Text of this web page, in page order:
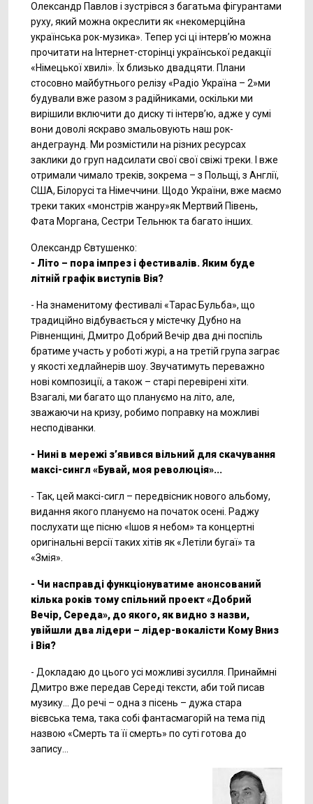
Олександр Павлов і зустрівся з багатьма фігурантами
руху, який можна окреслити як «некомерційна
українська рок-музика». Тепер усі ці інтерв’ю можна
прочитати на Інтернет-сторінці української редакції
«Німецької хвилі». Їх близько двадцяти. Плани
стосовно майбутнього релізу «Радіо Україна – 2»ми
будували вже разом з радійниками, оскільки ми
вирішили включити до диску ті інтерв’ю, адже у сумі
вони доволі яскраво змальовують наш рок-
андеграунд. Ми розмістили на різних ресурсах
заклики до груп надсилати свої свої свіжі треки. І вже
отримали чимало треків, зокрема – з Польщі, з Англії,
США, Білорусі та Німеччини. Щодо України, вже маємо
треки таких «монстрів жанру»як Мертвий Півень,
Фата Моргана, Сестри Тельнюк та багато інших.
Олександр Євтушенко:
- Літо – пора імпрез і фестивалів. Яким буде
літній графік виступів Вія?
- На знаменитому фестивалі «Тарас Бульба», що
традиційно відбувається у містечку Дубно на
Рівненщині, Дмитро Добрий Вечір два дні поспіль
братиме участь у роботі журі, а на третій група заграє
у якості хедлайнерів шоу. Звучатимуть переважно
нові композиції, а також – старі перевірені хіти.
Взагалі, ми багато що плануємо на літо, але,
зважаючи на кризу, робимо поправку на можливі
несподіванки.
- Нині в мережі з’явився вільний для скачування
максі-сингл «Бувай, моя революція»...
- Так, цей максі-сигл – передвісник нового альбому,
видання якого плануємо на початок осені. Раджу
послухати ще пісню «Ішов я небом» та концертні
оригінальні версії таких хітів як «Летіли бугаї» та
«Змія».
- Чи насправді функціонуватиме анонсований
кілька років тому спільний проект «Добрий
Вечір, Середа», до якого, як видно з назви,
увійшли два лідери – лідер-вокалісти Кому Вниз
і Вія?
- Докладаю до цього усі можливі зусилля. Принаймні
Дмитро вже передав Середі тексти, аби той писав
музику... До речі – одна з пісень – дужа стара
вієвська тема, така собі фантасмагорій на тема під
назвою «Смерть та її смерть» по суті готова до
запису...